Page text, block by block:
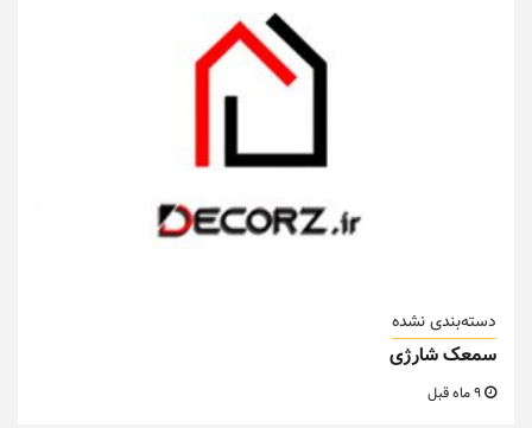
دسته‌بندی نشده
سمعک شارژی